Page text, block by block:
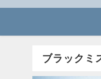
ブラックミ